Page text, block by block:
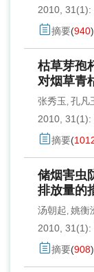
2010, 31(1):
摘要(940)
枯草芽孢
对烟草青
张秀玉 , 孔凡
2010, 31(1):
摘要(
储烟害虫
排放量的
汤朝起, 姚衡
2010, 31(1):
摘要(908)